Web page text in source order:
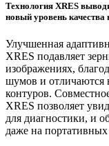
Технология XRES
новый уровень качества
Улучшенная
XRES подавляет
изображениях,
шумов и отличаются
контуров.
XRES позволяет
для диагностики, и
даже на портативных